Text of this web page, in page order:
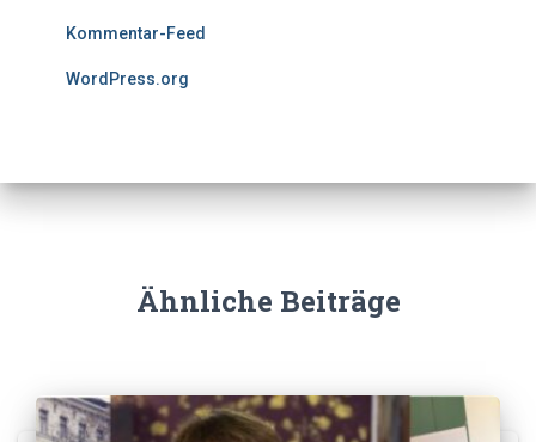
Kommentar-Feed
WordPress.org
Ähnliche Beiträge